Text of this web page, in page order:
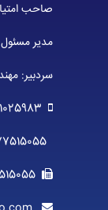
صاحب
مدیر
سردبیر: